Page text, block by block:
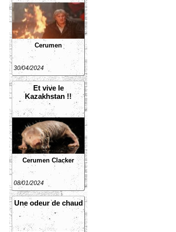
Cerumen
30/04/2024
Et vive le
Kazakhstan !!
Cerumen Clacker
08/01/2024
Une odeur de chaud